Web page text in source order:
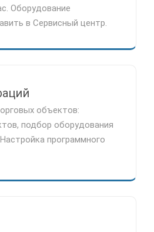
Оборудование
в Сервисный центр.
объектов:
подбор оборудования
программного